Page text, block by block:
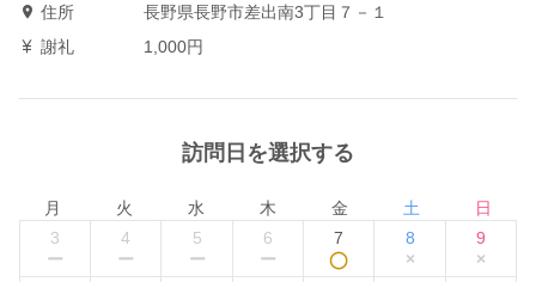
住所
長野県長野市差出南3丁目７－１
謝礼
1,000円
訪問日を選択する
月 火 水 木 金 土
日
3
ー
4
ー
5
ー
6
ー
7
◯
8
×
9
×